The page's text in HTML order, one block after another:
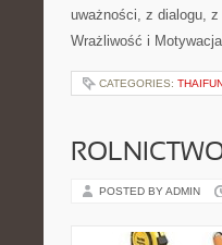
uważności, z dialogu,
Wrażliwość i
CATEGORIES:
POSTED BY ADMIN